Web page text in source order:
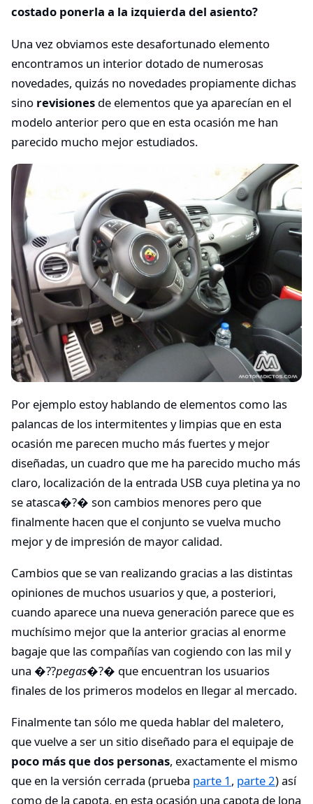
costado ponerla a la izquierda del asiento?
Una vez obviamos este desafortunado elemento
encontramos un interior dotado de numerosas
novedades, quizás no novedades propiamente dichas
sino revisiones de elementos que ya aparecían en el
modelo anterior pero que en esta ocasión me han
parecido mucho mejor estudiados.
Por ejemplo estoy hablando de elementos como las
palancas de los intermitentes y limpias que en esta
ocasión me parecen mucho más fuertes y mejor
diseñadas, un cuadro que me ha parecido mucho más
claro, localización de la entrada USB cuya pletina ya no
se atasca�?� son cambios menores pero que
finalmente hacen que el conjunto se vuelva mucho
mejor y de impresión de mayor calidad.
Cambios que se van realizando gracias a las distintas
opiniones de muchos usuarios y que, a posteriori,
cuando aparece una nueva generación parece que es
muchísimo mejor que la anterior gracias al enorme
bagaje que las compañías van cogiendo con las mil y
una �??pegas�?� que encuentran los usuarios
finales de los primeros modelos en llegar al mercado.
Finalmente tan sólo me queda hablar del maletero,
que vuelve a ser un sitio diseñado para el equipaje de
poco más que dos personas, exactamente el mismo
que en la versión cerrada (prueba parte 1 , parte 2) así
como de la capota, en esta ocasión una capota de lona